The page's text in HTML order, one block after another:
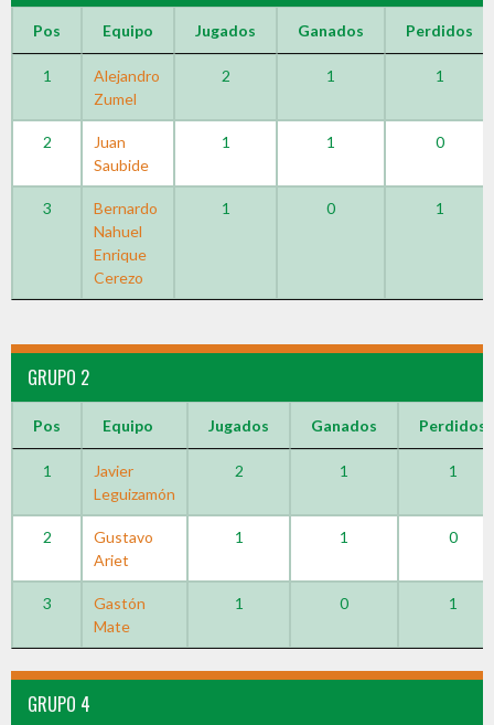
Pos Equipo Jugados Ganados Perdidos
1
Alejandro
Zumel
2 1 1
2
Juan
Saubide
1 1 0
3
Bernardo
Nahuel
Enrique
Cerezo
1 0 1
GRUPO 2
Pos Equipo Jugados Ganados Perdidos
1
Javier
Leguizamón
2 1 1
2
Gustavo
Ariet
1 1 0
3
Gastón
Mate
1 0 1
GRUPO 4